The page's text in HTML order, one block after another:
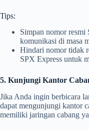
Tips:
Simpan nomor resmi
komunikasi di masa
Hindari nomor tidak
SPX Express untuk
5. Kunjungi Kantor
Jika Anda ingin berbicara
dapat mengunjungi kantor
memiliki jaringan cabang